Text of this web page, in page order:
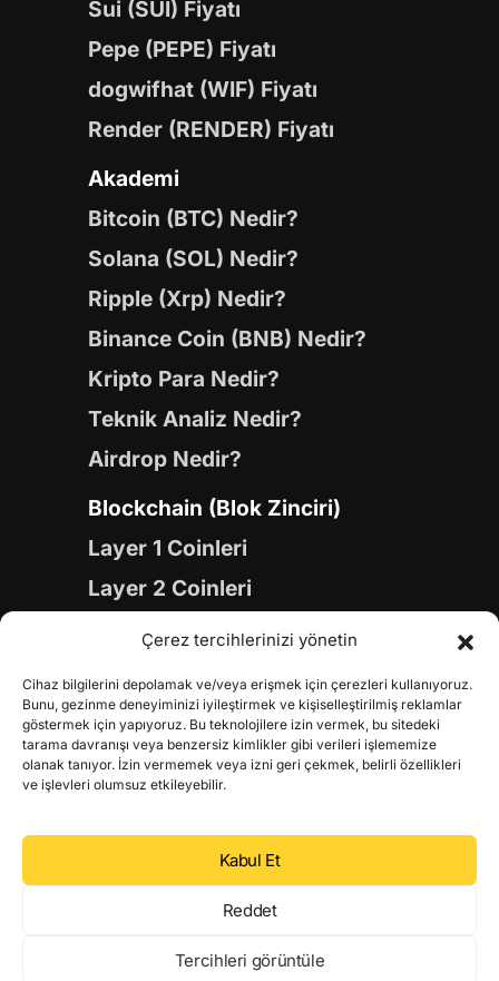
Çerez tercihlerinizi yönetin
Cihaz bilgilerini depolamak ve/veya erişmek için çerezleri kullanıyoruz.
Bunu, gezinme deneyiminizi iyileştirmek ve kişiselleştirilmiş reklamlar
göstermek için yapıyoruz. Bu teknolojilere izin vermek, bu sitedeki
tarama davranışı veya benzersiz kimlikler gibi verileri işlememize
olanak tanıyor. İzin vermemek veya izni geri çekmek, belirli özellikleri
ve işlevleri olumsuz etkileyebilir.
Kabul Et
Reddet
Tercihleri görüntüle
Sui (SUI) Fiyatı
Pepe (PEPE) Fiyatı
dogwifhat (WIF) Fiyatı
Render (RENDER) Fiyatı
Akademi
Bitcoin (BTC) Nedir?
Solana (SOL) Nedir?
Ripple (Xrp) Nedir?
Binance Coin (BNB) Nedir?
Kripto Para Nedir?
Teknik Analiz Nedir?
Airdrop Nedir?
Blockchain (Blok Zinciri)
Layer 1 Coinleri
Layer 2 Coinleri
Yapay Zeka (AI) Coinleri
Gaming Coinleri
RWA Coinleri
DeFi Coinleri
DePIN Coinleri
Metaverse Coinleri
Web 3.0 Coinleri
Coin Türevleri